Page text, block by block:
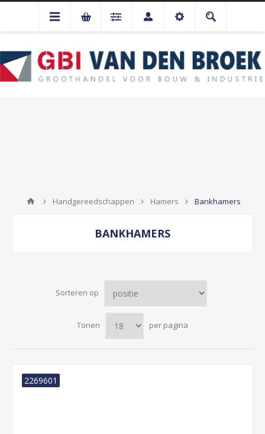
Handgereedschappen Hamers Bankhamers
BANKHAMERS
Sorteren op
Tonen per pagina
2269601